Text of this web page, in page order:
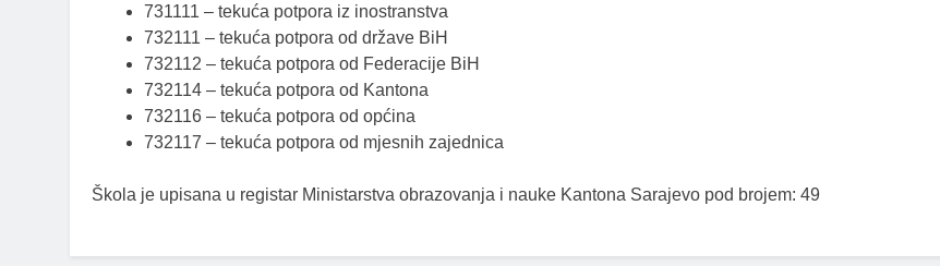
731111 – tekuća potpora iz inostranstva
732111 – tekuća potpora od države BiH
732112 – tekuća potpora od Federacije BiH
732114 – tekuća potpora od Kantona
732116 – tekuća potpora od općina
732117 – tekuća potpora od mjesnih zajednica
Škola je upisana u registar Ministarstva obrazovanja i nauke Kantona Sarajevo pod brojem: 49